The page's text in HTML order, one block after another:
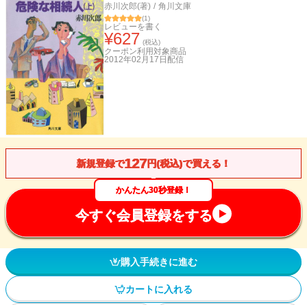
赤川次郎(著) / 角川文庫
(1)
レビューを書く
¥627 (税込)
クーポン利用対象商品
2012年02月17日 配信
新規登録で127円(税込)で買える！
かんたん30秒登録！
今すぐ会員登録をする
購入手続きに進む
カートに入れる